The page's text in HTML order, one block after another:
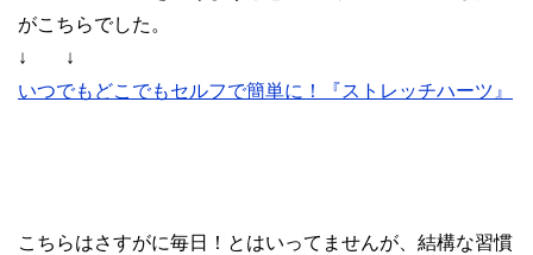
がこちらでした。
↓ ↓
いつでもどこでもセルフで簡単に！『ストレッチハーツ』
こちらはさすがに毎日！とはいってませんが、結構な習慣